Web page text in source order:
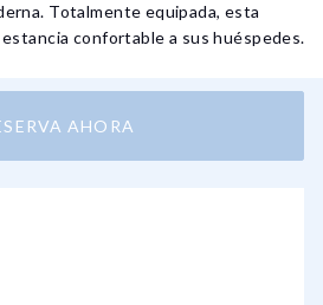
Totalmente equipada, esta
confortable a sus huéspedes.
AHORA